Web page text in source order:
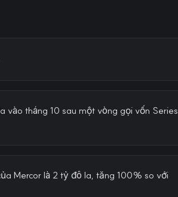
vào tháng 10 sau một vòng gọi vốn Series
Mercor là 2 tỷ đô la, tăng 100% so với